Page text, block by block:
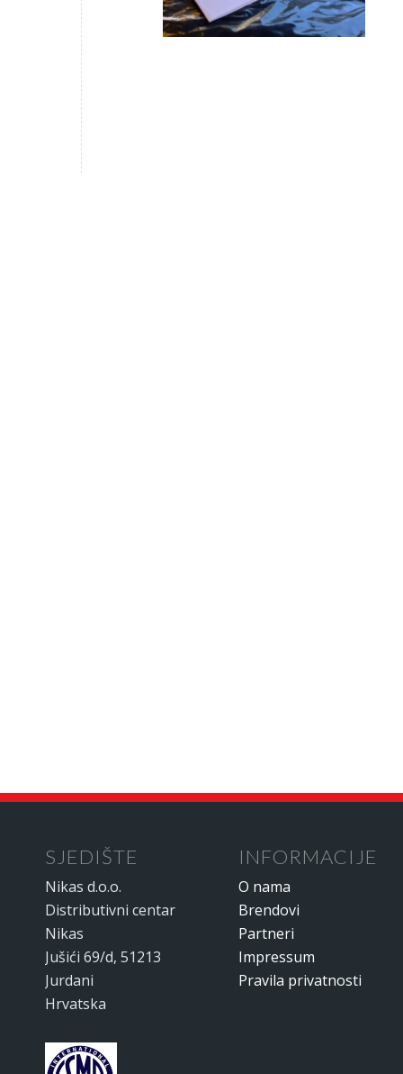
SJEDIŠTE
Nikas d.o.o.
Distributivni centar
Nikas
Jušići 69/d, 51213
Jurdani
Hrvatska
INFORMACIJE
O nama
Brendovi
Partneri
Impressum
Pravila privatnosti